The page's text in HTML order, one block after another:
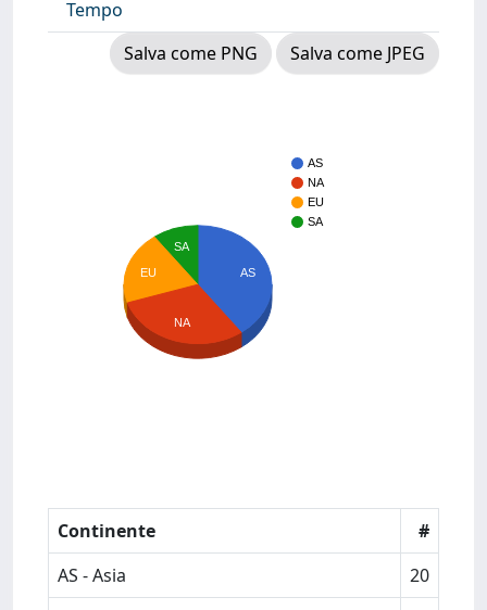
Tempo
Salva come PNG
Salva come JPEG
AS
NA
EU
SA
AS
SA
EU
NA
Continente
#
AS - Asia
20